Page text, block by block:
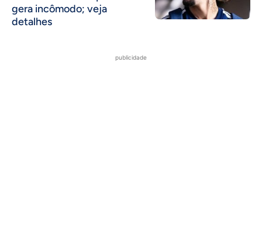
gera incômodo; veja
detalhes
publicidade